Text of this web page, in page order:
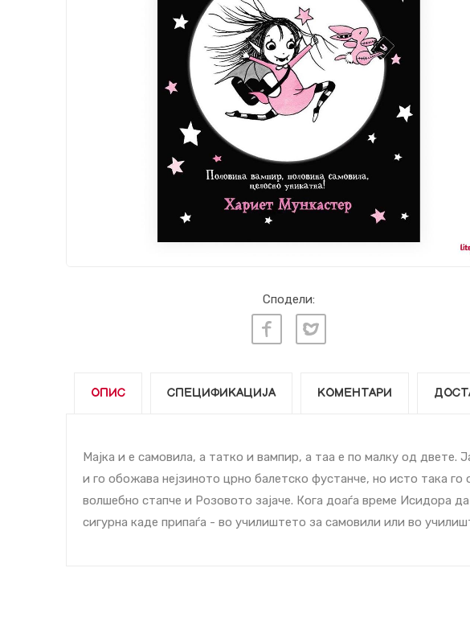
Сподели:
ОПИС СПЕЦИФИКАЦИЈА КОМЕНТАРИ
Мајка и е самовила, а татко и вампир, а таа е по малку од двете.
и го обожава нејзиното црно балетско фустанче, но исто така го
волшебно стапче и Розовото зајаче. Кога доаѓа време Исидора
сигурна каде припаѓа - во училиштето за самовили или во